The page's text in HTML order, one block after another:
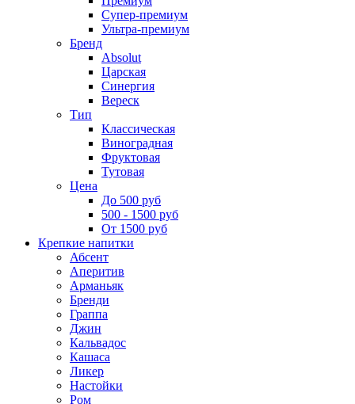
Супер-премиум
Ультра-премиум
Бренд
Absolut
Царская
Синергия
Вереск
Тип
Классическая
Виноградная
Фруктовая
Тутовая
Цена
До 500 руб
500 - 1500 руб
От 1500 руб
Крепкие напитки
Абсент
Аперитив
Арманьяк
Бренди
Граппа
Джин
Кальвадос
Кашаса
Ликер
Настойки
Ром